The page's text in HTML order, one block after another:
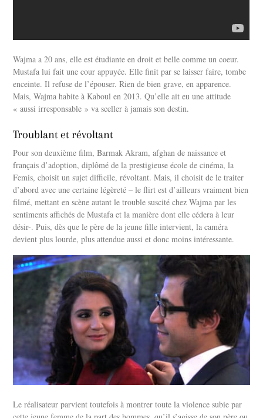
Wajma a 20 ans, elle est étudiante en droit et belle comme un coeur.
Mustafa lui fait une cour appuyée. Elle finit par se laisser faire, tombe
enceinte. Il refuse de l’épouser. Rien de bien grave, en apparence.
Mais, Wajma habite à Kaboul en 2013. Qu’elle ait eu une attitude
« aussi irresponsable » va sceller à jamais son destin.
Troublant et révoltant
Pour son deuxième film, Barmak Akram, afghan de naissance et
français d’adoption, diplômé de la prestigieuse école de cinéma, la
Femis, choisit un sujet difficile, révoltant. Mais, il choisit de le traiter
d’abord avec une certaine légèreté – le flirt est d’ailleurs vraiment bien
filmé, mettant en scène autant le trouble suscité chez Wajma par les
sentiments affichés de Mustafa et la manière dont elle cédera à leur
désir-. Puis, dès que le père de la jeune fille intervient, la caméra
devient plus lourde, plus attendue aussi et donc moins intéressante.
Le réalisateur parvient toutefois à montrer toute la violence subie par